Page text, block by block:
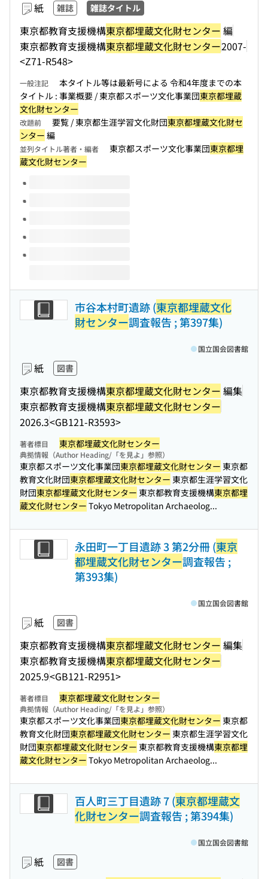
紙 雑誌 雑誌タイトル
東京都教育支援機構東京都埋蔵文化財センター 編
東京都教育支援機構東京都埋蔵文化財センター2007-
<Z71-R548>
一般注記
本タイトル等は最新号による 令和4年度までの本
タイトル : 事業概要 / 東京都スポーツ文化事業団東京都埋蔵
文化財センター
改題前 要覧 / 東京都生涯学習文化財団東京都埋蔵文化財セ
ンター 編
並列タイトル著者・編者 東京都スポーツ文化事業団東京都埋
蔵文化財センター
このタイトルの巻号
市谷本村町遺跡 (東京都埋蔵文化
財センター調査報告 ; 第397集)
紙 図書
東京都教育支援機構東京都埋蔵文化財センター 編集
東京都教育支援機構東京都埋蔵文化財センター
2026.3<GB121-R3593>
国立国会図書館
著者標目 東京都埋蔵文化財センター
典拠情報（Author Heading/「を見よ」参照）
東京都スポーツ文化事業団東京都埋蔵文化財センター 東京都
教育文化財団東京都埋蔵文化財センター 東京都生涯学習文化
財団東京都埋蔵文化財センター 東京都教育支援機構東京都埋
蔵文化財センター Tokyo Metropolitan Archaeolog...
永田町一丁目遺跡 3 第2分冊 (東京
都埋蔵文化財センター調査報告 ;
第393集)
紙 図書
東京都教育支援機構東京都埋蔵文化財センター 編集
東京都教育支援機構東京都埋蔵文化財センター
2025.9<GB121-R2951>
国立国会図書館
著者標目 東京都埋蔵文化財センター
典拠情報（Author Heading/「を見よ」参照）
東京都スポーツ文化事業団東京都埋蔵文化財センター 東京都
教育文化財団東京都埋蔵文化財センター 東京都生涯学習文化
財団東京都埋蔵文化財センター 東京都教育支援機構東京都埋
蔵文化財センター Tokyo Metropolitan Archaeolog...
百人町三丁目遺跡 7 (東京都埋蔵文
化財センター調査報告 ; 第394集)
紙 図書
国立国会図書館